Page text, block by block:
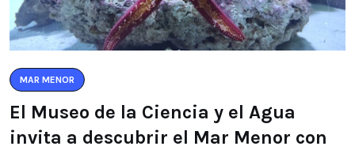
MAR MENOR
El Museo de la Ciencia y el Agua
invita a descubrir el Mar Menor con